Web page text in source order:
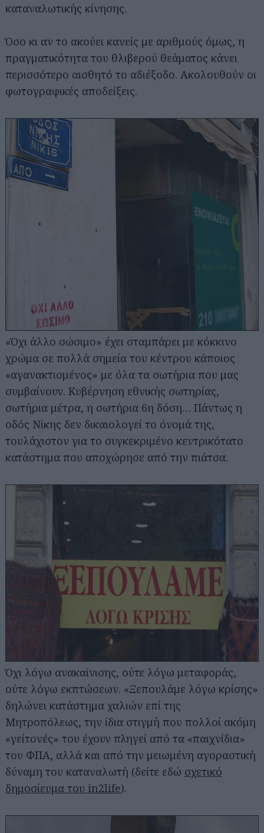
καταναλωτικής κίνησης.
Όσο κι αν το ακούει κανείς με αριθμούς όμως, η
πραγματικότητα του θλιβερού θεάματος κάνει
περισσότερο αισθητό το αδιέξοδο. Ακολουθούν οι
φωτογραφικές αποδείξεις.
«Όχι άλλο σώσιμο» έχει σταμπάρει με κόκκινο
χρώμα σε πολλά σημεία του κέντρου κάποιος
«αγανακτισμένος» με όλα τα σωτήρια που μας
συμβαίνουν. Κυβέρνηση εθνικής σωτηρίας,
σωτήρια μέτρα, η σωτήρια 6η δόση… Πάντως η
οδός Νίκης δεν δικαιολογεί το όνομά της,
τουλάχιστον για το συγκεκριμένο κεντρικότατο
κατάστημα που αποχώρησε από την πιάτσα.
Όχι λόγω ανακαίνισης, ούτε λόγω μεταφοράς,
ούτε λόγω εκπτώσεων. «Ξεπουλάμε λόγω κρίσης»
δηλώνει κατάστημα χαλιών επί της
Μητροπόλεως, την ίδια στιγμή που πολλοί ακόμη
«γείτονές» του έχουν πληγεί από τα «παιχνίδια»
του ΦΠΑ, αλλά και από την μειωμένη αγοραστική
δύναμη του καταναλωτή (δείτε εδώ σχετικό
δημοσίευμα του in2life).